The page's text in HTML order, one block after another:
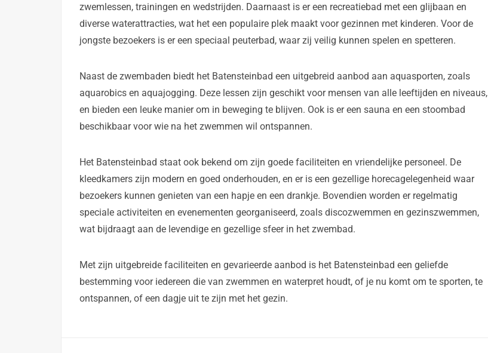
zwemlessen, trainingen en wedstrijden. Daarnaast is er een recreatiebad met een glijbaan en
diverse waterattracties, wat het een populaire plek maakt voor gezinnen met kinderen. Voor de
jongste bezoekers is er een speciaal peuterbad, waar zij veilig kunnen spelen en spetteren.
Naast de zwembaden biedt het Batensteinbad een uitgebreid aanbod aan aquasporten, zoals
aquarobics en aquajogging. Deze lessen zijn geschikt voor mensen van alle leeftijden en niveaus,
en bieden een leuke manier om in beweging te blijven. Ook is er een sauna en een stoombad
beschikbaar voor wie na het zwemmen wil ontspannen.
Het Batensteinbad staat ook bekend om zijn goede faciliteiten en vriendelijke personeel. De
kleedkamers zijn modern en goed onderhouden, en er is een gezellige horecagelegenheid waar
bezoekers kunnen genieten van een hapje en een drankje. Bovendien worden er regelmatig
speciale activiteiten en evenementen georganiseerd, zoals discozwemmen en gezinszwemmen,
wat bijdraagt aan de levendige en gezellige sfeer in het zwembad.
Met zijn uitgebreide faciliteiten en gevarieerde aanbod is het Batensteinbad een geliefde
bestemming voor iedereen die van zwemmen en waterpret houdt, of je nu komt om te sporten, te
ontspannen, of een dagje uit te zijn met het gezin.